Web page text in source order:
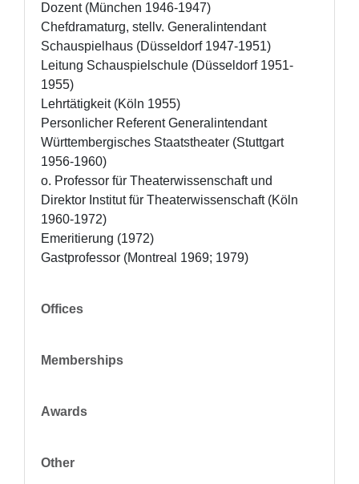
Dozent (München 1946-1947)
Chefdramaturg, stellv. Generalintendant
Schauspielhaus (Düsseldorf 1947-1951)
Leitung Schauspielschule (Düsseldorf 1951-
1955)
Lehrtätigkeit (Köln 1955)
Personlicher Referent Generalintendant
Württembergisches Staatstheater (Stuttgart
1956-1960)
o. Professor für Theaterwissenschaft und
Direktor Institut für Theaterwissenschaft (Köln
1960-1972)
Emeritierung (1972)
Gastprofessor (Montreal 1969; 1979)
Offices
Memberships
Awards
Other